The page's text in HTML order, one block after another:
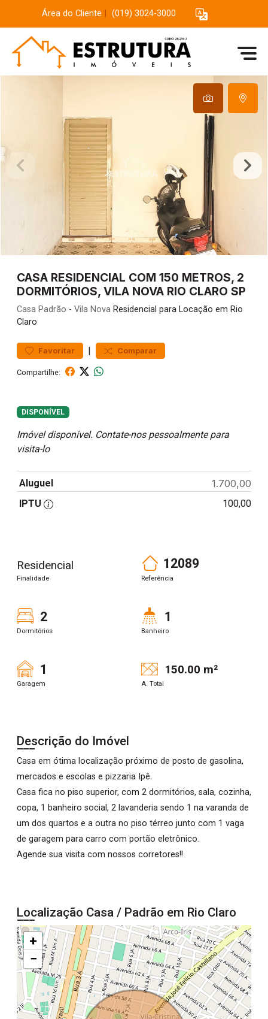
Área do Cliente (019) 3024-3000
CASA RESIDENCIAL COM 150 METROS, 2
DORMITÓRIOS, VILA NOVA RIO CLARO SP
Casa Padrão - Vila Nova Residencial para Locação em Rio
Claro
Favoritar | Comparar
Compartilhe:
DISPONÍVEL
Imóvel disponível. Contate-nos pessoalmente para
visita-lo
Aluguel 1.700,00
IPTU 100,00
Residencial
Finalidade
12089
Referência
2
Dormitórios
1
Banheiro
1
Garagem
150.00 m²
A. Total
Descrição do Imóvel
Casa em ótima localização próximo de posto de gasolina,
mercados e escolas e pizzaria Ipê.
Casa fica no piso superior, com 2 dormitórios, sala, cozinha,
copa, 1 banheiro social, 2 lavanderia sendo 1 na varanda de
um dos quartos e a outra no piso térreo junto com 1 vaga
de garagem para carro com portão eletrônico.
Agende sua visita com nossos corretores!!
Localização Casa / Padrão em Rio Claro
+
−